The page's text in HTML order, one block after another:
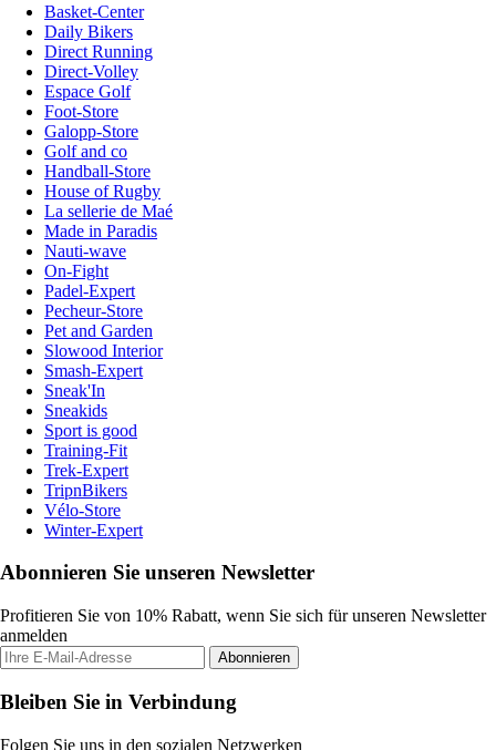
Basket-Center
Daily Bikers
Direct Running
Direct-Volley
Espace Golf
Foot-Store
Galopp-Store
Golf and co
Handball-Store
House of Rugby
La sellerie de Maé
Made in Paradis
Nauti-wave
On-Fight
Padel-Expert
Pecheur-Store
Pet and Garden
Slowood Interior
Smash-Expert
Sneak'In
Sneakids
Sport is good
Training-Fit
Trek-Expert
TripnBikers
Vélo-Store
Winter-Expert
Abonnieren Sie unseren Newsletter
Profitieren Sie von 10% Rabatt, wenn Sie sich für unseren Newsletter
anmelden
Abonnieren
Bleiben Sie in Verbindung
Folgen Sie uns in den sozialen Netzwerken